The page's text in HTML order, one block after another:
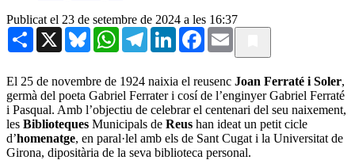
Publicat el 23 de setembre de 2024 a les 16:37
Share X BlueskyWhatsAppTelegramLinkedInFacebook
Email
El 25 de novembre de 1924 naixia el reusenc Joan Ferraté i Soler,
germà del poeta Gabriel Ferrater i cosí de l’enginyer Gabriel Ferraté
i Pasqual. Amb l’objectiu de celebrar el centenari del seu naixement,
les Biblioteques Municipals de Reus han ideat un petit cicle
d’homenatge, en paral·lel amb els de Sant Cugat i la Universitat de
Girona, dipositària de la seva biblioteca personal.